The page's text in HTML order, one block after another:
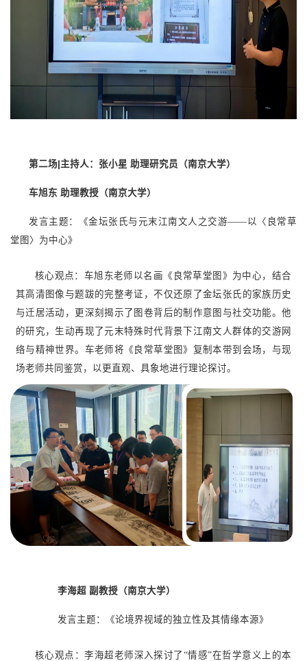
第二场|主持人：张小星 助理研究员（南京大学）
车旭东 助理教授（南京大学）
发言主题：《金坛张氏与元末江南文人之交游——以〈良常草
堂图〉为中心》
核心观点：车旭东老师以名画《良常草堂图》为中心，结合
其高清图像与题跋的完整考证，不仅还原了金坛张氏的家族历史
与迁居活动，更深刻揭示了图卷背后的制作意图与社交功能。他
的研究，生动再现了元末特殊时代背景下江南文人群体的交游网
络与精神世界。车老师将《良常草堂图》复制本带到会场，与现
场老师共同鉴赏，以更直观、具象地进行理论探讨。
李海超 副教授（南京大学）
发言主题：《论境界视域的独立性及其情缘本源》
核心观点：李海超老师深入探讨了“情感”在哲学意义上的本